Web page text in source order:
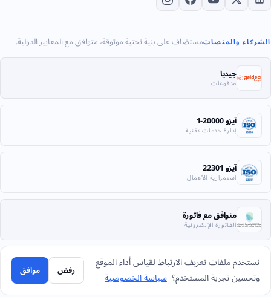
الشركاء والمنصاتمستضاف على بنية تحتية موثوقة، متوافق مع المعايير الدولية.
جيديا
مدفوعات
آيزو 20000-1
إدارة خدمات تقنية
آيزو 22301
استمرارية الأعمال
متوافق مع فاتورة
الفاتورة الإلكترونية
الخصوصيةالشروطالإرجاعخريطة الموقع
نستخدم ملفات تعريف الارتباط لقياس أداء الموقع
وتحسين تجربة المستخدم؟ سياسة الخصوصية رفض موافق